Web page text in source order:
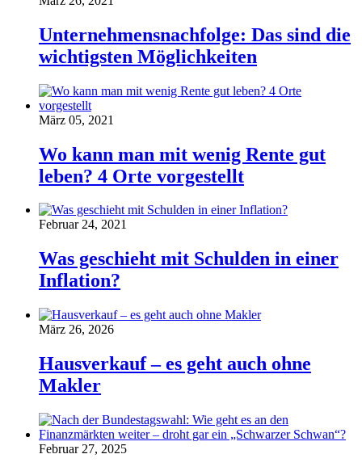
Unternehmensnachfolge: Das sind die
wichtigsten Möglichkeiten
März 05, 2021
Wo kann man mit wenig Rente gut
leben? 4 Orte vorgestellt
Februar 24, 2021
Was geschieht mit Schulden in einer
Inflation?
März 26, 2026
Hausverkauf – es geht auch ohne
Makler
Februar 27, 2025